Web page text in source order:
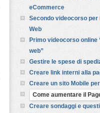
eCommerce
Secondo videocorso
Web
Primo videocorso
web”
Gestire le spese di
Creare link interni alla
Creare un sito Mobile
Come aumentare il
Creare sondaggi e